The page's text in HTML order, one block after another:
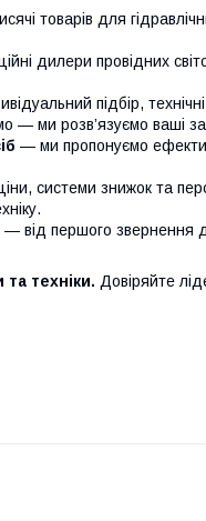
товарів для
дилери провідних
підбір,
— ми розв’язуємо ваші
— ми пропонуємо
системи знижок та
— від першого звернення
техніки. Довіряйте